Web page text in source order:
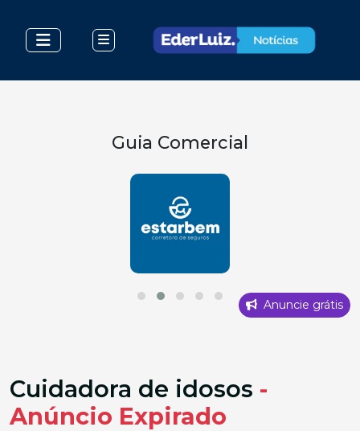
Guia Comercial
Anuncie grátis
Cuidadora de idosos -
Anúncio Expirado